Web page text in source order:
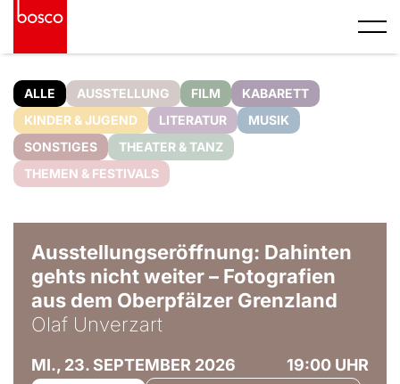
ALLE AUSSTELLUNG FILM
KABARETT
KINDER & JUGEND
LITERATUR
MUSIK
SONSTIGES
THEATER & TANZ
THEMEN & FESTIVALS
Ausstellungseröffnung: Dahinten
gehts nicht weiter – Fotografien
aus dem Oberpfälzer Grenzland
Olaf Unverzart
MI., 23. SEPTEMBER 2026 19:00 UHR